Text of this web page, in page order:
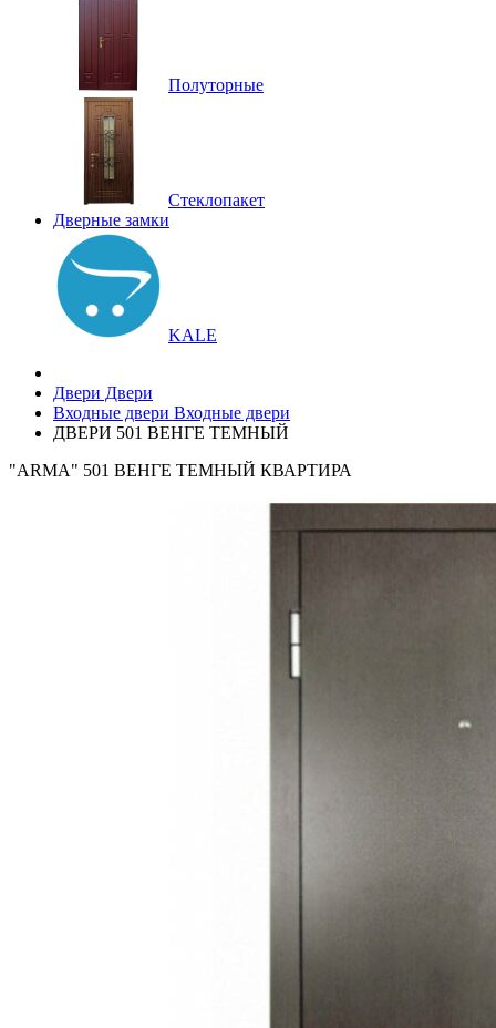
Полуторные
Стеклопакет
Дверные замки
KALE
Двери Двери
Входные двери Входные двери
ДВЕРИ 501 ВЕНГЕ ТЕМНЫЙ
"ARMA" 501 ВЕНГЕ ТЕМНЫЙ КВАРТИРА